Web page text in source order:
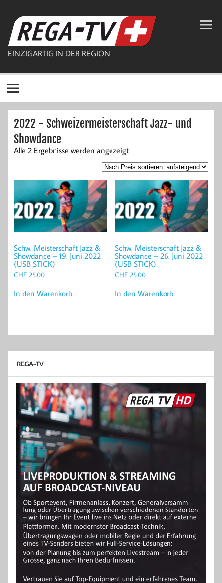
springen
REGA-TV
EINZIGARTIG IN DER REGION
2022 - Schweizermeisterschaft Jazz- und
Showdance
Alle 2 Ergebnisse werden angezeigtNach
sortiert:
aufsteigend
Schw. Meisterschaft Jazz &
Showdance – 19. Juni 2022
(USB STICK)
CHF 25.00
In den Warenkorb
Schw. Meisterschaft Jazz &
Showdance – 26. Juni 2022
(USB STICK)
CHF25.00
In den Warenkorb
REGA-TV